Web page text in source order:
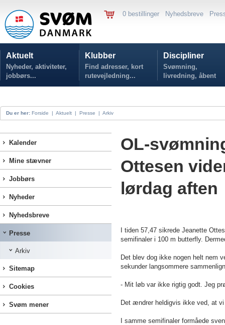
0 bestillinger Nyhedsbreve
Aktuelt
Nyheder, aktiviteter,
jobbørs...
Klubber
Find adresser, kort
rutevejledning...
Discipliner
Svømning,
livredning, åbent
vand...
Du er her: Forside | Aktuelt | Presse | Arkiv
Kalender
Mine stævner
Jobbørs
Nyheder
Nyhedsbreve
Presse
Arkiv
Sitemap
Cookies
Svøm mener
OL-
Ottesen
lørdag aften
I tiden 57,47 sikrede Jeanette
semifinaler i 100 m butterfly.
Det blev dog ikke nogen helt nem
sekunder langsommere
- Mit løb var ikke rigtig godt. Jeg
Det ændrer heldigvis ikke ved, at
I samme semifinaler formåede